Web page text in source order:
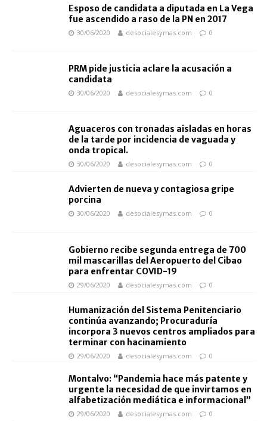
Esposo de candidata a diputada en La Vega
fue ascendido a raso de la PN en 2017
30/06/2020 desocialesymas.com 0
PRM pide justicia aclare la acusación a
candidata
30/06/2020 desocialesymas.com 0
Aguaceros con tronadas aisladas en horas
de la tarde por incidencia de vaguada y
onda tropical.
30/06/2020 desocialesymas.com 0
Advierten de nueva y contagiosa gripe
porcina
30/06/2020 desocialesymas.com 0
Gobierno recibe segunda entrega de 700
mil mascarillas del Aeropuerto del Cibao
para enfrentar COVID-19
29/06/2020 desocialesymas.com 0
Humanización del Sistema Penitenciario
continúa avanzando; Procuraduría
incorpora 3 nuevos centros ampliados para
terminar con hacinamiento
29/06/2020 desocialesymas.com 0
Montalvo: “Pandemia hace más patente y
urgente la necesidad de que invirtamos en
alfabetización mediática e informacional”
29/06/2020 desocialesymas.com 0